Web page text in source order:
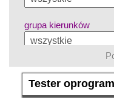
grupa kierunków
język